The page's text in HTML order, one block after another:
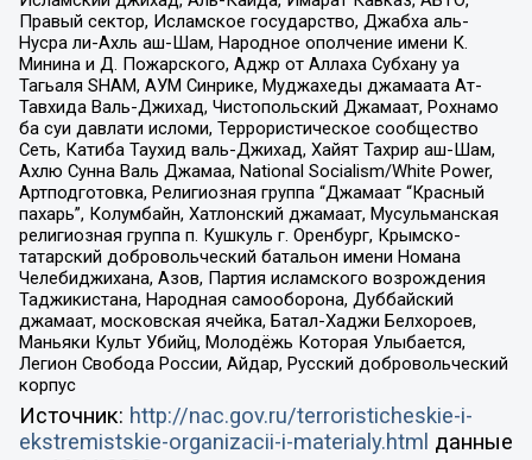
Правый сектор, Исламское государство, Джабха аль-
Нусра ли-Ахль аш-Шам, Народное ополчение имени К.
Минина и Д. Пожарского, Аджр от Аллаха Субхану уа
Тагьаля SHAM, АУМ Синрике, Муджахеды джамаата Ат-
Тавхида Валь-Джихад, Чистопольский Джамаат, Рохнамо
ба суи давлати исломи, Террористическое сообщество
Сеть, Катиба Таухид валь-Джихад, Хайят Тахрир аш-Шам,
Ахлю Сунна Валь Джамаа, National Socialism/White Power,
Артподготовка, Религиозная группа “Джамаат “Красный
пахарь”, Колумбайн, Хатлонский джамаат, Мусульманская
религиозная группа п. Кушкуль г. Оренбург, Крымско-
татарский добровольческий батальон имени Номана
Челебиджихана, Азов, Партия исламского возрождения
Таджикистана, Народная самооборона, Дуббайский
джамаат, московская ячейка, Батал-Хаджи Белхороев,
Маньяки Культ Убийц, Молодёжь Которая Улыбается,
Легион Свобода России, Айдар, Русский добровольческий
корпус
Источник: http://nac.gov.ru/terroristicheskie-i-
ekstremistskie-organizacii-i-materialy.html данные